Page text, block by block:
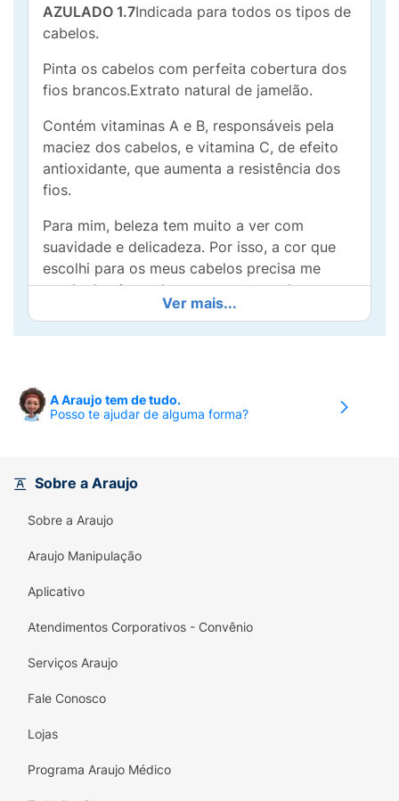
AZULADO 1.7Indicada para todos os tipos de
cabelos.
Pinta os cabelos com perfeita cobertura dos
fios brancos.Extrato natural de jamelão.
Contém vitaminas A e B, responsáveis pela
maciez dos cabelos, e vitamina C, de efeito
antioxidante, que aumenta a resistência dos
fios.
Para mim, beleza tem muito a ver com
suavidade e delicadeza. Por isso, a cor que
escolhi para os meus cabelos precisa me
revelar bonita e charmosa, mostrando o meu
lado mais delicado de sentir o mundo. Essa é
a minha opção natural, muito fácil de ser
Ver mais...
A Araujo tem de tudo.
Posso te ajudar de alguma forma?
Sobre a Araujo
Sobre a Araujo
Araujo Manipulação
Aplicativo
Atendimentos Corporativos - Convênio
Serviços Araujo
Fale Conosco
Lojas
Programa Araujo Médico